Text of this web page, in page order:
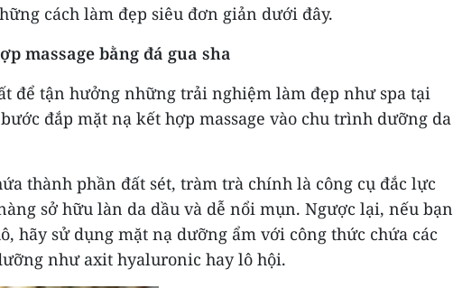
cách làm đẹp siêu đơn giản dưới đây.
massage bằng đá gua sha
để tận hưởng những trải nghiệm làm đẹp như spa tại
đắp mặt nạ kết hợp massage vào chu trình dưỡng da
thành phần đất sét, tràm trà chính là công cụ đắc lực
sở hữu làn da dầu và dễ nổi mụn. Ngược lại, nếu bạn
hãy sử dụng mặt nạ dưỡng ẩm với công thức chứa các
như axit hyaluronic hay lô hội.